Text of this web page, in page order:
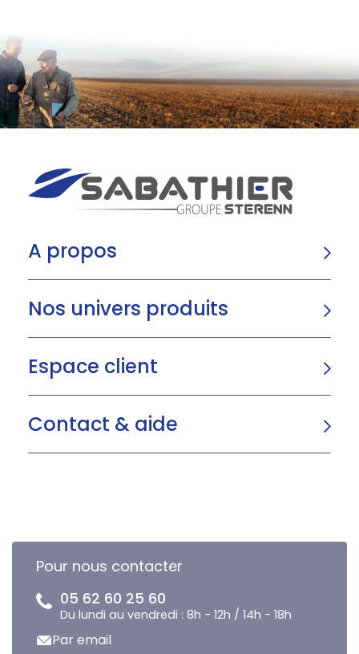
A propos
Nos univers produits
Espace client
Contact & aide
Pour nous contacter
05 62 60 25 60
Du lundi au vendredi : 8h - 12h / 14h - 18h
Par email